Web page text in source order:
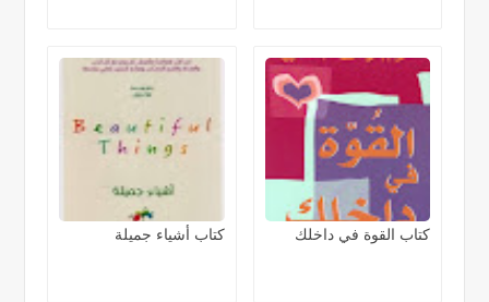
كتاب القوة في داخلك كتاب أشياء جميلة